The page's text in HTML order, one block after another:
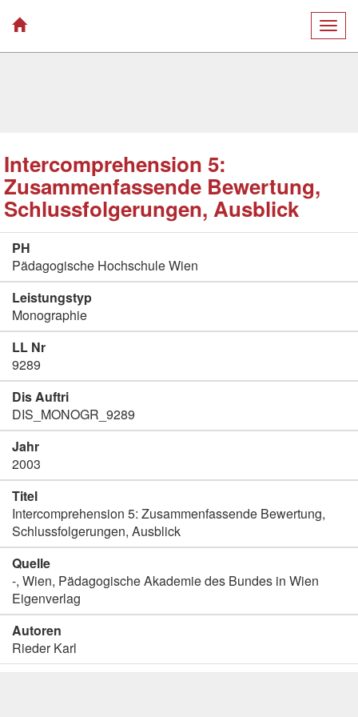
Intercomprehension 5:
Zusammenfassende Bewertung,
Schlussfolgerungen, Ausblick
PH
Pädagogische Hochschule Wien
Leistungstyp
Monographie
LL Nr
9289
Dis Auftri
DIS_MONOGR_9289
Jahr
2003
Titel
Intercomprehension 5: Zusammenfassende Bewertung,
Schlussfolgerungen, Ausblick
Quelle
-, Wien, Pädagogische Akademie des Bundes in Wien
Eigenverlag
Autoren
Rieder Karl